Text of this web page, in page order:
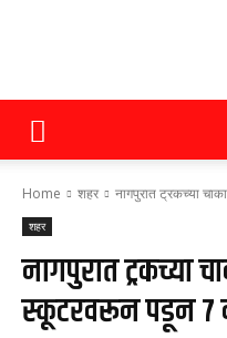
Home शहर नागपुरात ट्रकच्या
शहर
नागपुरात ट्रकच्या
स्कूटरवरून पडून ७